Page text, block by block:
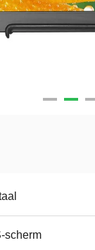
scherm